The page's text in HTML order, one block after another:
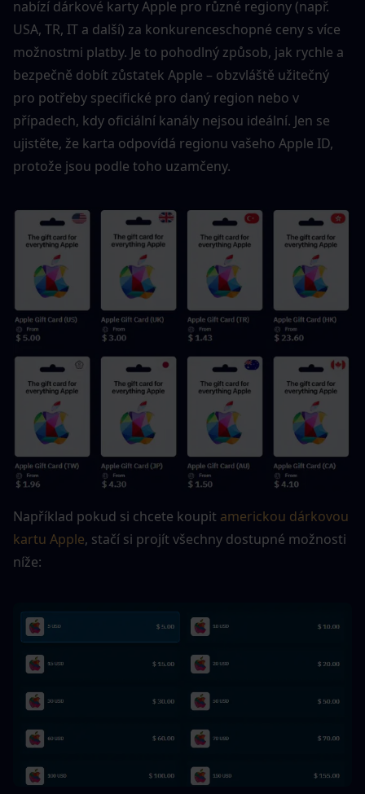
nabízí dárkové karty Apple pro různé regiony (např.
USA, TR, IT a další) za konkurenceschopné ceny s více
možnostmi platby. Je to pohodlný způsob, jak rychle a
bezpečně dobít zůstatek Apple – obzvláště užitečný
pro potřeby specifické pro daný region nebo v
případech, kdy oficiální kanály nejsou ideální. Jen se
ujistěte, že karta odpovídá regionu vašeho Apple ID,
protože jsou podle toho uzamčeny.
Například pokud si chcete koupit americkou dárkovou
kartu Apple, stačí si projít všechny dostupné možnosti
níže: